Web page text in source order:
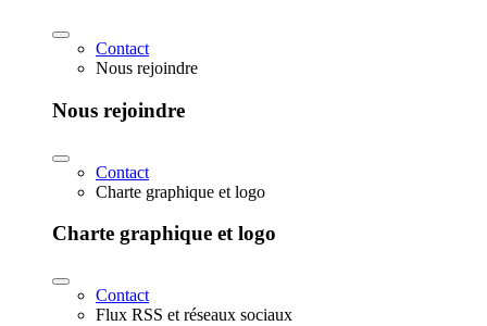
Contact
Nous rejoindre
Nous rejoindre
Contact
Charte graphique et logo
Charte graphique et logo
Contact
Flux RSS et réseaux sociaux